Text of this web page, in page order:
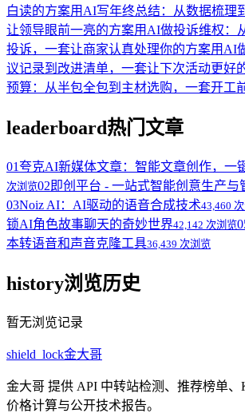
白读的方案用AI写年终总结：从数据梳理
让领导眼前一亮的方案用AI做投诉维权：
投诉，一套让商家认真处理你的方案用AI
议记录到改进清单，一套让下次活动更好
预算：从半包全包到主材选购，一套开工
leaderboard热门文章
01夸克AI新媒体文章：智能文章创作，一
次浏览02 即创平台 - 一站式智能创意生产与
03Noiz AI：AI驱动的语音合成技术43,460
锁AI角色故事聊天的奇妙世界42,142 次浏览
本转语音和声音克隆工具36,439 次浏览
history浏览历史
暂无浏览记录
shield_lock金大哥
金大哥 提供 API 中转站检测、推荐榜单、
价格计算与公开技术报告。